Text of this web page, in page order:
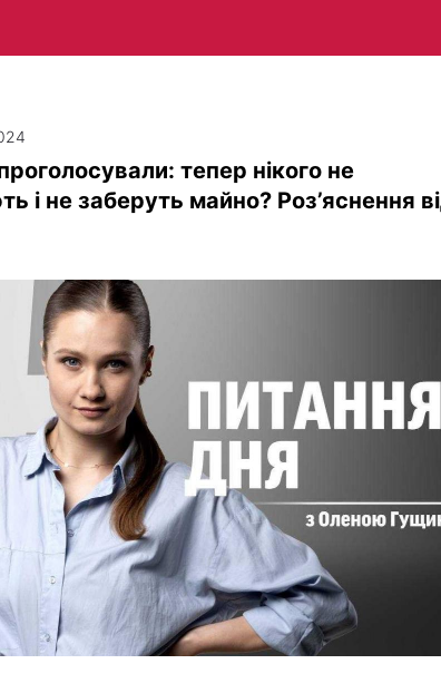
тепер нікого не
і не заберуть майно? Роз’яснення